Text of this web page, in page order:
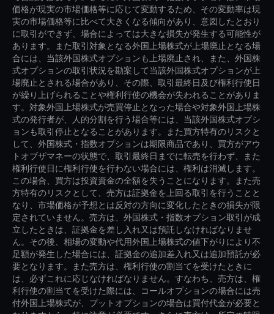
価格が現実の市場価格等に応じて変動するため、その変動率は現
実の市場価格等に比べて大きくなる傾向があり、意図したとおり
に取引ができず、場合によっては大きな損失が発生する可能性が
あります。また取引対象となる外国上場株式が上場廃止となる場
合には、当該外国株式オプションも上場廃止され、また、外国株
式オプションの取引状況を勘案して当該外国株式オプションが上
場廃止とされる場合があり、その際、取引最終日及び権利行使日
が繰り上げられることや権利行使の機会が失われることがありま
す。対象外国上場株式が売買停止となった場合や対象外国上場株
式の発行者が、人的分割を行う場合等には、当該外国株式オプシ
ョンも取引停止となることがあります。また買方特有のリスクと
して、外国株式・指数オプションは期限商品であり、買方がアウ
トオブザマネーの状態で、取引最終日までに転売を行わず、また
権利行使日に権利行使を行わない場合には、権利は消滅します。
この場合、買方は投資資金の全額を失うことになります。また売
方特有のリスクとして、売方は証拠金を上回る取引を行うことと
なり、市場価格が予想とは反対の方向に変化したときの損失が限
定されていません。売方は、外国株式・指数オプション取引が成
立したときは、証拠金を差し入れ又は預託しなければなりませ
ん。その後、相場の変動や代用外国上場株式の値下がりにより不
足額が発生した場合には、証拠金の追加差入れ又は追加預託が必
要となります。また売方は、権利行使の割当てを受けたときに
は、必ずこれに応じなければなりません。すなわち、売方は、権
利行使の割当てを受けた際には、コールオプションの場合には売
付外国上場株式が、プットオプションの場合は買付代金が必要と